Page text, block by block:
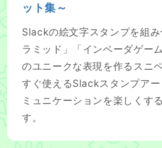
ット集～
Slackの絵文字スタンプを組
ラミッド」「インベーダゲー
のユニークな表現を作るスニ
すぐ使えるSlackスタンプア
ミュニケーションを楽しくす
す。